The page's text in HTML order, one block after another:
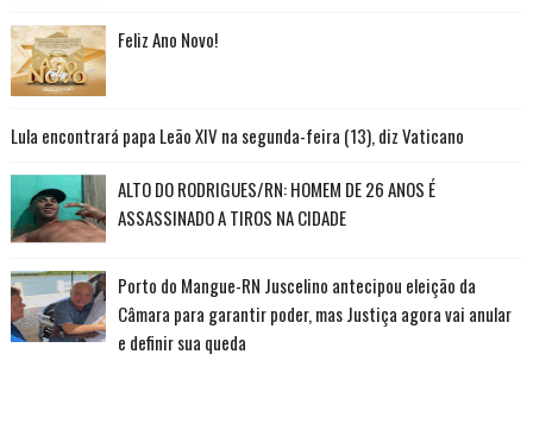
Feliz Ano Novo!
Lula encontrará papa Leão XIV na segunda-feira (13), diz Vaticano
ALTO DO RODRIGUES/RN: HOMEM DE 26 ANOS É
ASSASSINADO A TIROS NA CIDADE
Porto do Mangue-RN Juscelino antecipou eleição da
Câmara para garantir poder, mas Justiça agora vai anular
e definir sua queda